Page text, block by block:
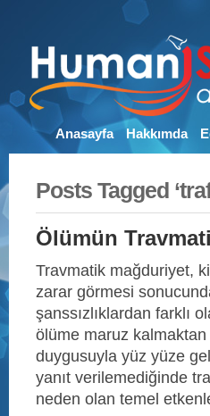
Anasayfa Hakkımda
Posts Tagged
Ölümün
Travmatik mağduriyet,
zarar görmesi
şanssızlıklardan farklı
ölüme maruz
duygusuyla yüz yüze
yanıt verilemediğinde
neden olan temel